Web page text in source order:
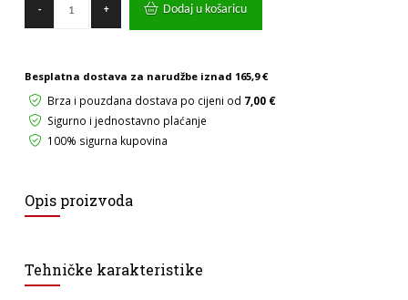
-
lampa
dimabilna
bijela
+ Dodaj u košaricu
Besplatna dostava za narudžbe iznad 165,9 €
Brza i pouzdana dostava po cijeni od 7,00 €
Sigurno i jednostavno plaćanje
100% sigurna kupovina
Opis proizvoda
Tehničke karakteristike